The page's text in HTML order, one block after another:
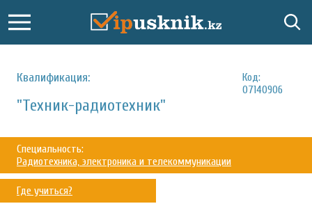
Квалификация:
Код:
07140906
"Техник-радиотехник"
Специальность:
Радиотехника, электроника и телекоммуникации
Где учиться?